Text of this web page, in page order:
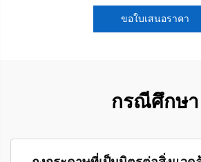
ขอใบเสนอราคา
กรณีศึกษา